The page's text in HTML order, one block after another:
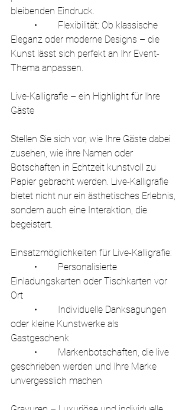
bleibenden Eindruck.
Eleganz oder moderne Designs – die
Kunst lässt sich perfekt an Ihr Event-
Thema anpassen.
Live-Kalligrafie – ein Highlight für Ihre
Gäste
Stellen Sie sich vor, wie Ihre Gäste dabei
zusehen, wie ihre Namen oder
Botschaften in Echtzeit kunstvoll zu
Papier gebracht werden. Live-Kalligrafie
bietet nicht nur ein ästhetisches Erlebnis,
sondern auch eine Interaktion, die
begeistert.
Einsatzmöglichkeiten für Live-Kalligrafie:
Einladungskarten oder Tischkarten vor
Ort
oder kleine Kunstwerke als
Gastgeschenk
geschrieben werden und Ihre Marke
unvergesslich machen